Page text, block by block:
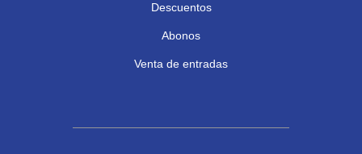
Descuentos
Abonos
Venta de entradas